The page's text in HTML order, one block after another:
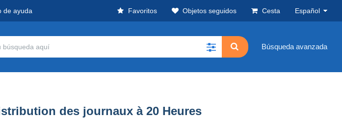
de ayuda Favoritos Objetos seguidos Cesta Español
Búsqueda avanzada
des journaux à 20 Heures